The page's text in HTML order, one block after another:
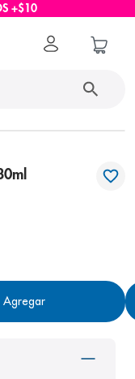
+$10
Agregar